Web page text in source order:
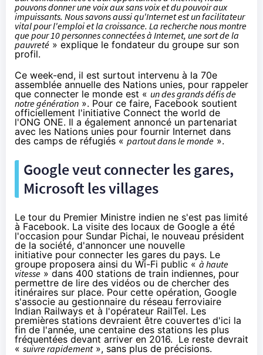
pouvons donner une voix aux sans voix et du pouvoir aux
impuissants. Nous savons aussi qu'Internet est un facilitateur
vital pour l'emploi et la croissance. La recherche nous montre
que pour 10 personnes connectées à Internet, une sort de la
pauvreté » explique le fondateur du groupe sur son
profil.
Ce week-end, il est surtout intervenu à la 70e
assemblée annuelle des Nations unies, pour rappeler
que connecter le monde est « un des grands défis de
notre génération ». Pour ce faire, Facebook soutient
officiellement l'initiative Connect the world de
l'ONG ONE. Il a également annoncé un partenariat
avec les Nations unies pour fournir Internet dans
des camps de réfugiés « partout dans le monde ».
Google veut connecter les gares,
Microsoft les villages
Le tour du Premier Ministre indien ne s'est pas limité
à Facebook. La visite des locaux de Google a été
l'occasion pour Sundar Pichai, le nouveau président
de la société, d'annoncer une nouvelle
initiative pour connecter les gares du pays. Le
groupe proposera ainsi du Wi-Fi public « à haute
vitesse » dans 400 stations de train indiennes, pour
permettre de lire des vidéos ou de chercher des
itinéraires sur place. Pour cette opération, Google
s'associe au gestionnaire du réseau ferroviaire
Indian Railways et à l'opérateur RailTel. Les
premières stations devraient être couvertes d'ici la
fin de l'année, une centaine des stations les plus
fréquentées devant arriver en 2016. Le reste devrait
« suivre rapidement», sans plus de précisions.